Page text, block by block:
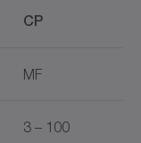
CP
MF
3 – 100